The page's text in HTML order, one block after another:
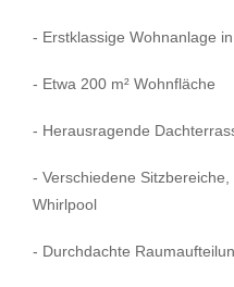
- Erstklassige Wohnanlage
- Etwa 200 m² Wohnfläche
- Herausragende
- Verschiedene
Whirlpool
- Durchdachte